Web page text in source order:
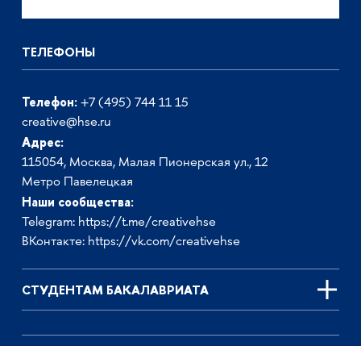
ТЕЛЕФОНЫ
Телефон: +7 (495) 744 11 15
creative@hse.ru
Адрес:
115054, Москва, Малая Пионерская ул., 12
Метро Павелецкая
Наши сообщества:
Telegram: https://t.me/creativehse
ВКонтакте: https://vk.com/creativehse
СТУДЕНТАМ БАКАЛАВРИАТА